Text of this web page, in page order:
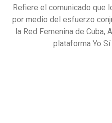
Refiere el comunicado que
por medio del esfuerzo
la Red Femenina de Cuba,
plataforma Yo Sí